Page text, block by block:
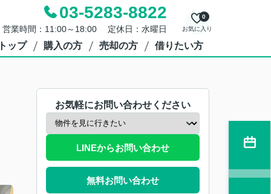
03-5283-8822
営業時間：11:00～18:00 定休日：水曜日 お気に入り
0
ップ 購入の方 売却の方 借りたい方
お気軽にお問い合わせください
LINEからお問い合わせ
無料お問い合わせ